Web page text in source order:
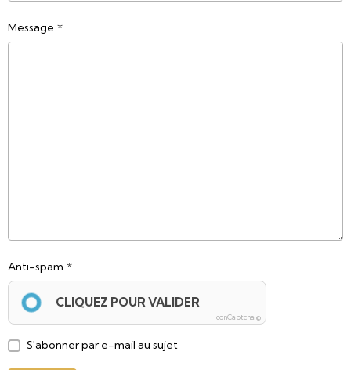
Message
Anti-spam
CLIQUEZ POUR VALIDER
IconCaptcha ©
S'abonner par e-mail au sujet